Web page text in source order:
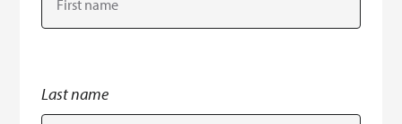
Last name